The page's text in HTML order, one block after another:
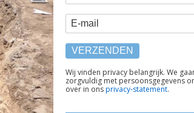
E-mail
TEKST
ONDER
FORMULIER
Wij vinden privacy belangrijk. We
zorgvuldig met persoonsgegevens
over in onsprivacy-statement.